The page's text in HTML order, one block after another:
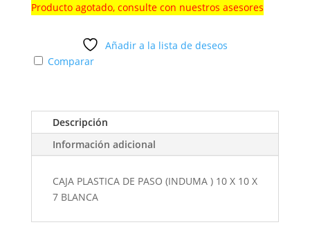
Producto agotado, consulte con nuestros asesores
Añadir a la lista de deseos
Comparar
Descripción
Información adicional
CAJA PLASTICA DE PASO (INDUMA ) 10 X 10 X
7 BLANCA